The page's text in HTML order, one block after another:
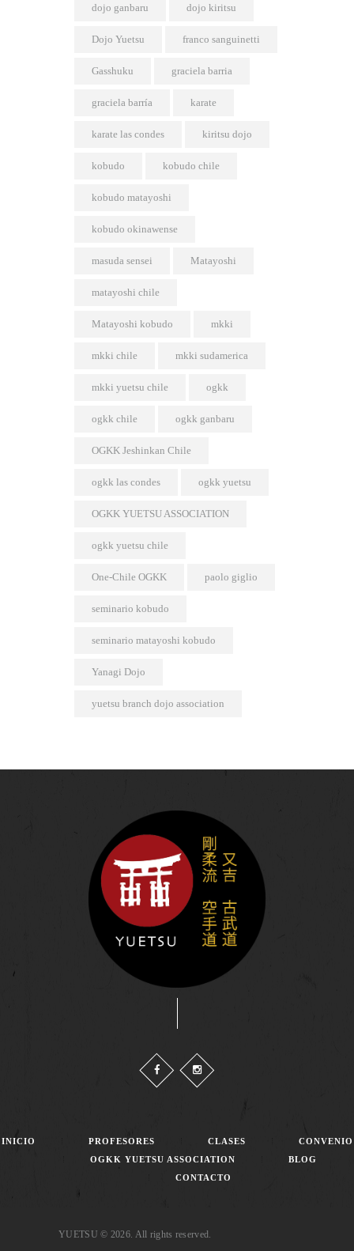
dojo ganbaru dojo kiritsu
Dojo Yuetsu franco sanguinetti
Gasshuku graciela barria
graciela barría karate
karate las condes kiritsu dojo
kobudo kobudo chile
kobudo matayoshi
kobudo okinawense
masuda sensei Matayoshi
matayoshi chile
Matayoshi kobudo mkki
mkki chile mkki sudamerica
mkki yuetsu chile ogkk
ogkk chile ogkk ganbaru
OGKK Jeshinkan Chile
ogkk las condes ogkk yuetsu
OGKK YUETSU ASSOCIATION
ogkk yuetsu chile
One-Chile OGKK paolo giglio
seminario kobudo
seminario matayoshi kobudo
Yanagi Dojo
yuetsu branch dojo association
INICIO PROFESORES CLASES
CONVENIO
OGKK YUETSU ASSOCIATION
BLOG
CONTACTO
YUETSU © 2026. All rights reserved.